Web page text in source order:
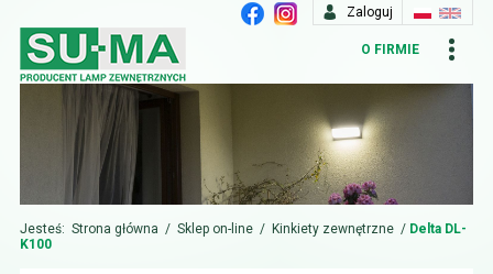
Zaloguj
O FIRMIE
Jesteś: Strona główna / Sklep on-line / Kinkiety zewnętrzne / Delta DL-
K100